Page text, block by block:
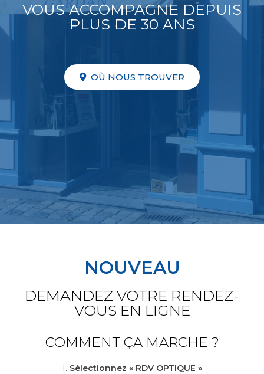
VOUS ACCOMPAGNE DEPUIS
PLUS DE 30 ANS
OÙ NOUS TROUVER
NOUVEAU
DEMANDEZ VOTRE RENDEZ-
VOUS EN LIGNE
COMMENT ÇA MARCHE ?
1. Sélectionnez « RDV OPTIQUE »